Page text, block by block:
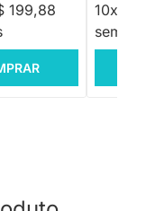
199,88
10x de
sem